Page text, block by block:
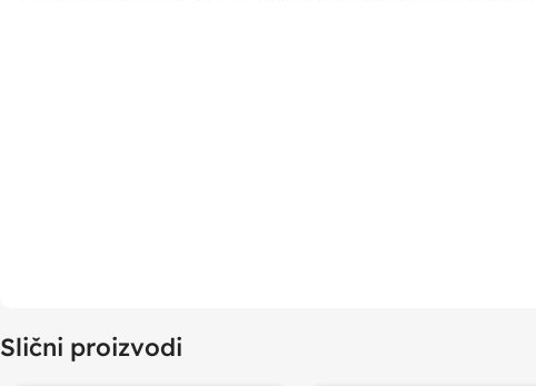
Slični proizvodi